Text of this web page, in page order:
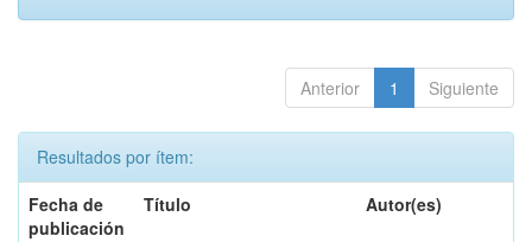
Anterior 1 Siguiente
Resultados por ítem:
Fecha de
publicación
Título Autor(es)